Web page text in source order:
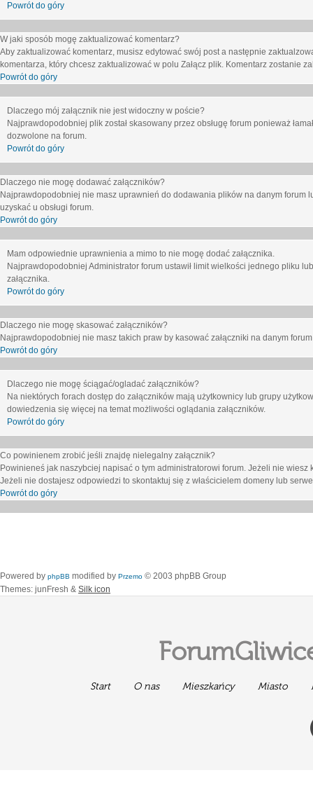
Powrót do góry
W jaki sposób mogę zaktualizować komentarz?
Aby zaktualizować komentarz, musisz edytować swój post a następnie
komentarza, który chcesz zaktualizować w polu Załącz plik. Komentarz zostanie
Powrót do góry
Dlaczego mój załącznik nie jest widoczny w poście?
Najprawdopodobniej plik został skasowany przez obsługę forum ponieważ
dozwolone na forum.
Powrót do góry
Dlaczego nie mogę dodawać załączników?
Najprawdopodobniej nie masz uprawnień do dodawania plików na danym forum
uzyskać u obsługi forum.
Powrót do góry
Mam odpowiednie uprawnienia a mimo to nie mogę dodać załącznika.
Najprawdopodobniej Administrator forum ustawił limit wielkości jednego pliku
załącznika.
Powrót do góry
Dlaczego nie mogę skasować załączników?
Najprawdopodobniej nie masz takich praw by kasować załączniki na danym
Powrót do góry
Dlaczego nie mogę ściągać/ogladać załączników?
Na niektórych forach dostęp do załączników mają użytkownicy lub grupy
dowiedzenia się więcej na temat możliwości oglądania załączników.
Powrót do góry
Co powinienem zrobić jeśli znajdę nielegalny załącznik?
Powinieneś jak naszybciej napisać o tym administratorowi forum. Jeżeli nie
Jeżeli nie dostajesz odpowiedzi to skontaktuj się z właścicielem domeny lub
Powrót do góry
Powered by phpBB modified by Przemo © 2003 phpBB Group
Themes: junFresh & Silk icon
Start O nas Mieszkańcy Miasto